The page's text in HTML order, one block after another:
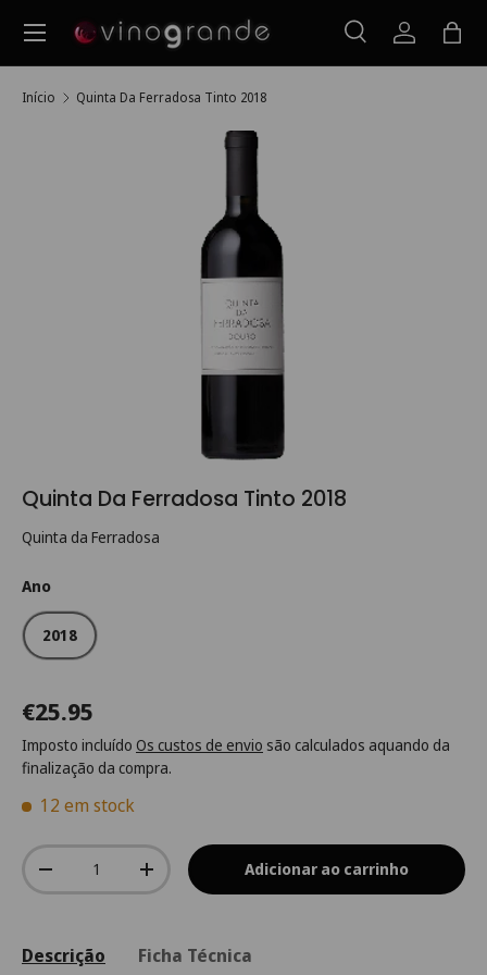
Ir para o conteúdo
Pesquisar
PesquisarIniciarSaco
Menu
Início Quinta Da Ferradosa Tinto 2018
Quinta Da Ferradosa Tinto 2018
Quinta da Ferradosa
Ano
2018
€25.95
Imposto incluído Os custos de envio são calculados aquando da
finalização da compra.
12 em stock
Qtd.
-
+ Adicionar ao carrinho
Descrição Ficha Técnica